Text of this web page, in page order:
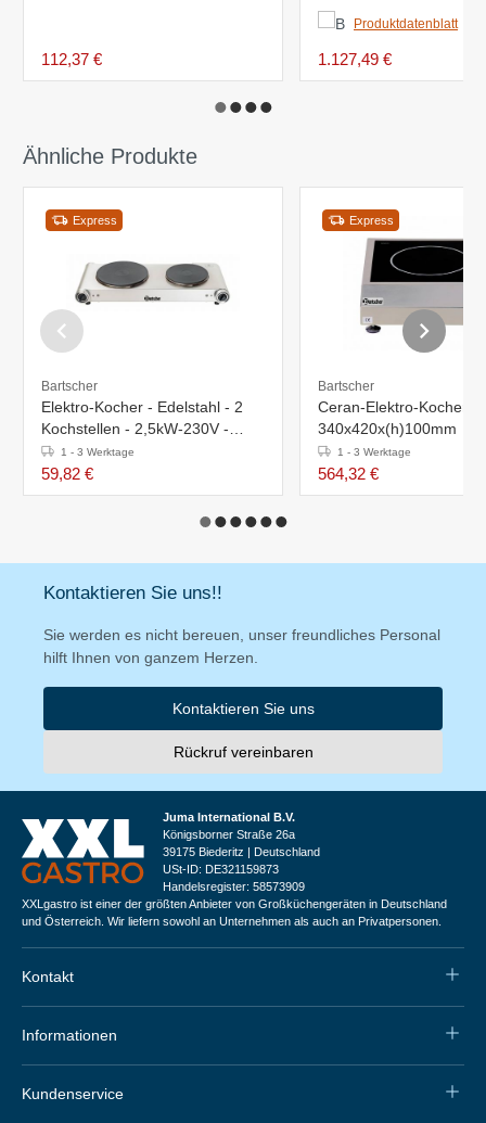
112,37 €
Produktdatenblatt
1.127,49 €
Ähnliche Produkte
Express
Bartscher
Elektro-Kocher - Edelstahl - 2
Kochstellen - 2,5kW-230V -
535x225x(h)90mm
1 - 3 Werktage
59,82 €
Express
Bartscher
Ceran-Elektro-Kocher -
340x420x(h)100mm
1 - 3 Werktage
564,32 €
Kontaktieren Sie uns!!
Sie werden es nicht bereuen, unser freundliches Personal
hilft Ihnen von ganzem Herzen.
Kontaktieren Sie uns
Rückruf vereinbaren
Juma International B.V.
Königsborner Straße 26a
39175 Biederitz | Deutschland
USt-ID: DE321159873
Handelsregister: 58573909
XXLgastro ist einer der größten Anbieter von Großküchengeräten in Deutschland
und Österreich. Wir liefern sowohl an Unternehmen als auch an Privatpersonen.
Kontakt
Informationen
Kundenservice